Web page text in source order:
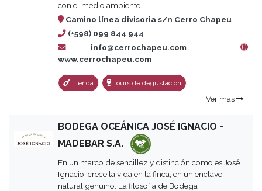
con el medio ambiente.
Camino línea divisoria s/n Cerro Chapeu
(+598) 099 844 944
info@cerrochapeu.com -
www.cerrochapeu.com
Tienda Tours de degustación
Ver más
BODEGA OCEÁNICA JOSÉ IGNACIO -
MADEBAR S.A.
En un marco de sencillez y distinción como es José
Ignacio, crece la vida en la finca, en un enclave
natural genuino. La filosofía de Bodega